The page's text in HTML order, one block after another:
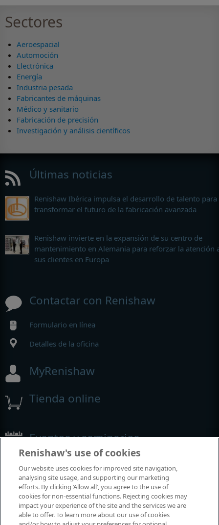
Sectores
Aeroespacial
Automoción
Electrónica
Energía
Industria pesada
Fabricantes de máquinas
Médico y sanitario
Fabricación de precisión
Investigación y análisis científicos
Últimas noticias
Renishaw Ibérica impulsa el desarrollo de talento para
transformar el futuro de la fabricación avanzada
Renishaw invierte en la expansión de su centro de
mantenimiento en Alemania para reforzar la atención
sus clientes en Europa
Contactar con Renishaw
Formulario en línea
Detalles de la oficina
MyRenishaw
Tienda online
Eventos y seminarios
mundo
Renishaw's use of cookies
Our website uses cookies for improved site navigation,
analysing site usage, and supporting our marketing
efforts. By clicking ‘Allow all’, you agree to the use of
cookies for non-essential functions. Rejecting cookies may
impact your experience of the site and the services we are
able to offer. To learn more about our use of cookies